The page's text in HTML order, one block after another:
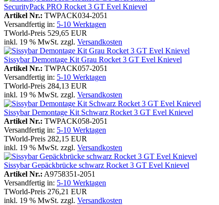
SecurityPack PRO Rocket 3 GT Evel Knievel
Artikel Nr.: TWPACK034-2051
Versandfertig in: 5-10 Werktagen
TWorld-Preis 529,65 EUR
inkl. 19 % MwSt. zzgl. Versandkosten
Sissybar Demontage Kit Grau Rocket 3 GT Evel Knievel
Artikel Nr.: TWPACK057-2051
Versandfertig in: 5-10 Werktagen
TWorld-Preis 284,13 EUR
inkl. 19 % MwSt. zzgl. Versandkosten
Sissybar Demontage Kit Schwarz Rocket 3 GT Evel Knievel
Artikel Nr.: TWPACK058-2051
Versandfertig in: 5-10 Werktagen
TWorld-Preis 282,15 EUR
inkl. 19 % MwSt. zzgl. Versandkosten
Sissybar Gepäckbrücke schwarz Rocket 3 GT Evel Knievel
Artikel Nr.: A9758351-2051
Versandfertig in: 5-10 Werktagen
TWorld-Preis 276,21 EUR
inkl. 19 % MwSt. zzgl. Versandkosten